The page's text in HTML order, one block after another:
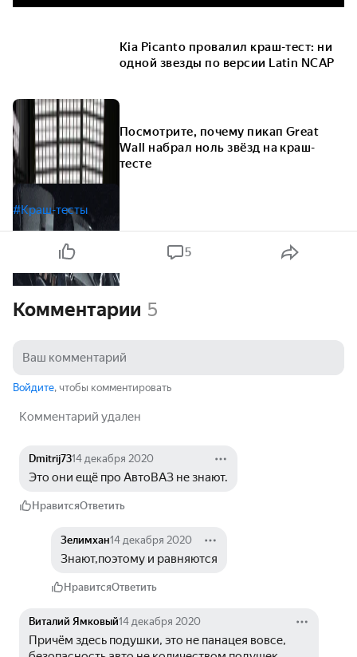
Kia Picanto провалил краш-тест: ни
одной звезды по версии Latin NCAP
Посмотрите, почему пикап Great
Wall набрал ноль звёзд на краш-
тесте
#Краш-тесты
5
Комментарии 5
Войдите, чтобы комментировать
Комментарий удален
Dmitrij7314 декабря 2020
Это они ещё про АвтоВАЗ не знают.
НравитсяОтветить
Зелимхан14 декабря 2020
Знают,поэтому и равняются
НравитсяОтветить
Виталий Ямковый14 декабря 2020
Причём здесь подушки, это не панацея вовсе,